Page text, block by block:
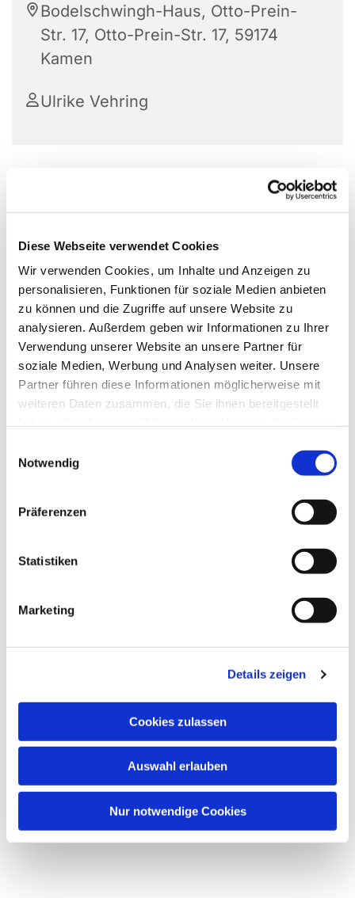
Diese Webseite verwendet Cookies
Wir verwenden Cookies, um Inhalte und Anzeigen zu
personalisieren, Funktionen für soziale Medien anbieten
zu können und die Zugriffe auf unsere Website zu
analysieren. Außerdem geben wir Informationen zu Ihrer
Verwendung unserer Website an unsere Partner für
soziale Medien, Werbung und Analysen weiter. Unsere
Partner führen diese Informationen möglicherweise mit
weiteren Daten zusammen, die Sie ihnen bereitgestellt
Notwendig
Präferenzen
Statistiken
Marketing
Details zeigen
Cookies zulassen
Auswahl erlauben
Nur notwendige Cookies
Bodelschwingh-Haus, Otto-Prein-
Str. 17, Otto-Prein-Str. 17, 59174
Kamen
Ulrike Vehring